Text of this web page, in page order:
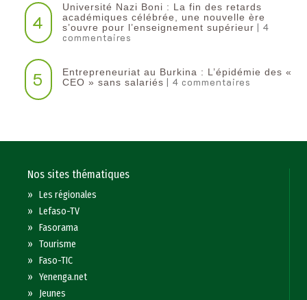
4
Université Nazi Boni : La fin des retards
académiques célébrée, une nouvelle ère
s’ouvre pour l’enseignement supérieur | 4
commentaires
5
Entrepreneuriat au Burkina : L’épidémie des «
CEO » sans salariés | 4 commentaires
Nos sites thématiques
»Les régionales
»Lefaso-TV
»Fasorama
»Tourisme
»Faso-TIC
»Yenenga.net
» Jeunes